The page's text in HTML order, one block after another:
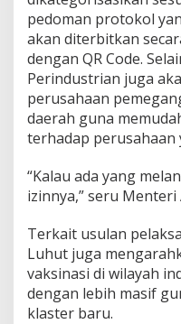
pedoman protokol
akan diterbitkan
dengan QR Code.
Perindustrian juga
perusahaan
daerah guna
terhadap perusahaan
“Kalau ada yang
izinnya,” seru Menteri
Terkait usulan
Luhut juga
vaksinasi di wilayah
dengan lebih masif
klaster baru.